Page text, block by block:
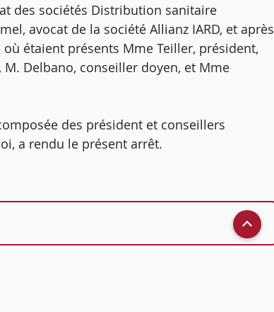
des sociétés Distribution sanitaire
avocat de la société Allianz IARD, et après
étaient présents Mme Teiller, président,
Delbano, conseiller doyen, et Mme
des président et conseillers
a rendu le présent arrêt.